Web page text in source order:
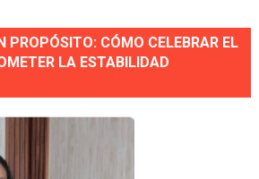
PROPÓSITO: CÓMO CELEBRAR EL
LA ESTABILIDAD